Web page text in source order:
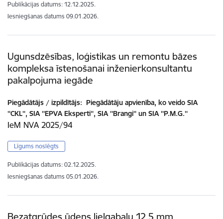
Publikācijas datums: 12.12.2025.
Iesniegšanas datums 09.01.2026.
Ugunsdzēsības, loģistikas un remontu bāzes
kompleksa īstenošanai inženierkonsultantu
pakalpojuma iegāde
Piegādātājs / izpildītājs: Piegādātāju apvienība, ko veido SIA
''CKL'', SIA ''EPVA Eksperti'', SIA ''Brangi'' un SIA ''P.M.G.''
IeM NVA 2025/94
Līgums noslēgts
Publikācijas datums: 02.12.2025.
Iesniegšanas datums 05.01.2026.